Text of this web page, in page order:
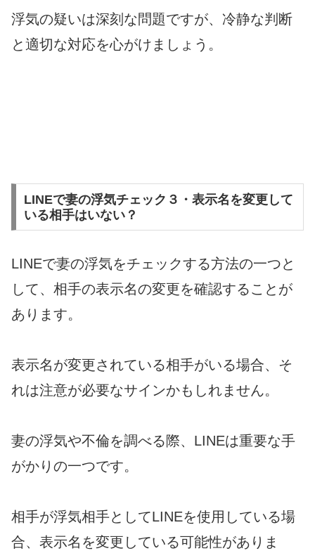
浮気の疑いは深刻な問題ですが、冷静な判断
と適切な対応を心がけましょう。
LINEで妻の浮気チェック３・表示名を変更して
いる相手はいない？
LINEで妻の浮気をチェックする方法の一つと
して、相手の表示名の変更を確認することが
あります。
表示名が変更されている相手がいる場合、そ
れは注意が必要なサインかもしれません。
妻の浮気や不倫を調べる際、LINEは重要な手
がかりの一つです。
相手が浮気相手としてLINEを使用している場
合、表示名を変更している可能性がありま